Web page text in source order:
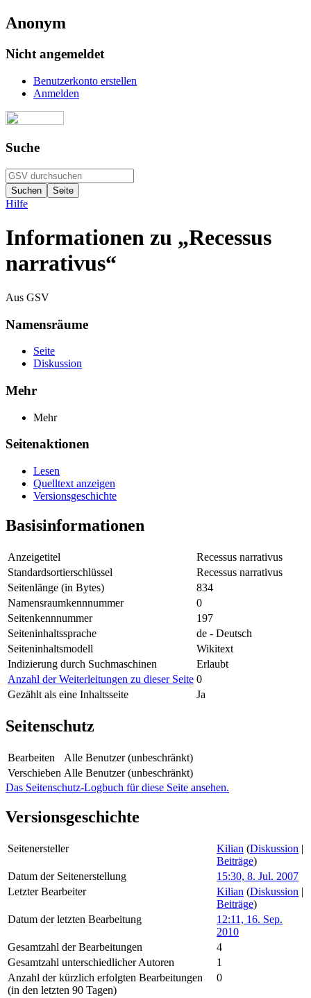
Anonym
Nicht angemeldet
Benutzerkonto erstellen
Anmelden
Suche
Hilfe
Informationen zu „Recessus
narrativus“
Aus GSV
Namensräume
Seite
Diskussion
Mehr
Mehr
Seitenaktionen
Lesen
Quelltext anzeigen
Versionsgeschichte
Basisinformationen
Anzeigetitel
Recessus narrativus
Standardsortierschlüssel
Recessus narrativus
Seitenlänge (in Bytes)
834
Namensraumkennnummer
0
Seitenkennnummer
197
Seiteninhaltssprache
de - Deutsch
Seiteninhaltsmodell
Wikitext
Indizierung durch Suchmaschinen
Erlaubt
Anzahl der Weiterleitungen zu dieser Seite 0
Gezählt als eine Inhaltsseite
Ja
Seitenschutz
Bearbeiten
Alle Benutzer (unbeschränkt)
Verschieben Alle Benutzer (unbeschränkt)
Das Seitenschutz-Logbuch für diese Seite ansehen.
Versionsgeschichte
Seitenersteller Kilian (Diskussion |
Beiträge)
Datum der Seitenerstellung
15:30, 8. Jul. 2007
Letzter Bearbeiter
Kilian (Diskussion |
Beiträge)
Datum der letzten Bearbeitung
12:11, 16. Sep.
2010
Gesamtzahl der Bearbeitungen
4
Gesamtzahl unterschiedlicher Autoren
1
Anzahl der kürzlich erfolgten Bearbeitungen
(in den letzten 90 Tagen)
0